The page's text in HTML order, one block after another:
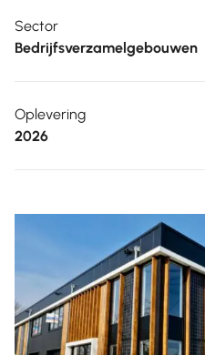
Sector
Bedrijfsverzamelgebouwen
Oplevering
2026